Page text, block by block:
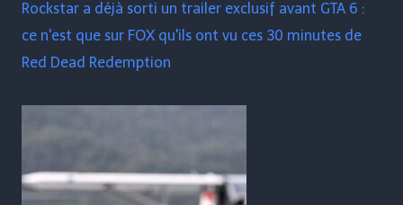
Rockstar a déjà sorti un trailer exclusif avant GTA 6 :
ce n'est que sur FOX qu'ils ont vu ces 30 minutes de
Red Dead Redemption